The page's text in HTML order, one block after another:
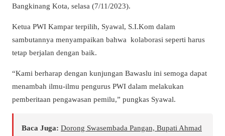
Bangkinang Kota, selasa (7/11/2023).
Ketua PWI Kampar terpilih, Syawal, S.I.Kom dalam
sambutannya menyampaikan bahwa kolaborasi seperti harus
tetap berjalan dengan baik.
“Kami berharap dengan kunjungan Bawaslu ini semoga dapat
menambah ilmu-ilmu pengurus PWI dalam melakukan
pemberitaan pengawasan pemilu,” pungkas Syawal.
Baca Juga: Dorong Swasembada Pangan, Bupati Ahmad